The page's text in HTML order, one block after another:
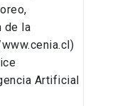
de la
Artificial